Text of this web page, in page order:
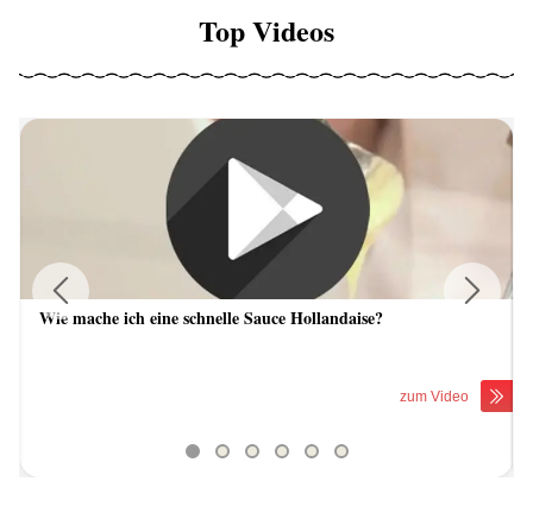
Top Videos
Wie mache ich eine schnelle Sauce Hollandaise?
zum Video
Previous